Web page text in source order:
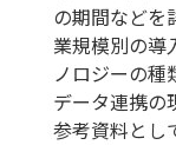
の期間などを
業規模別の導
ノロジーの種
データ連携の
参考資料とし